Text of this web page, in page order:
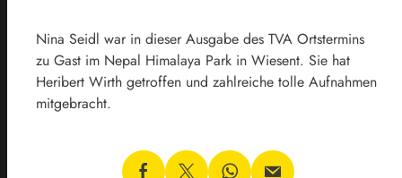
Nina Seidl war in dieser Ausgabe des TVA Ortstermins
zu Gast im Nepal Himalaya Park in Wiesent. Sie hat
Heribert Wirth getroffen und zahlreiche tolle Aufnahmen
mitgebracht.